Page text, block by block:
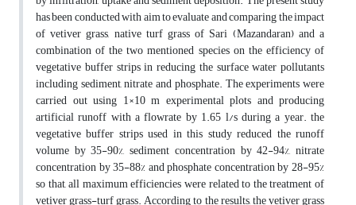
has been conducted with aim to evaluate and comparing the impact
of vetiver grass, native turf grass of Sari (Mazandaran) and a
combination of the two mentioned species on the efficiency of
vegetative buffer strips in reducing the surface water pollutants
including sediment, nitrate and phosphate. The experiments were
carried out using 1×10 m experimental plots and producing
artificial runoff with a flowrate by 1.65 l/s during a year. the
vegetative buffer strips used in this study reduced the runoff
volume by 35-90%, sediment concentration by 42-94%, nitrate
concentration by 35-88% and phosphate concentration by 28-95%
so that, all maximum efficiencies were related to the treatment of